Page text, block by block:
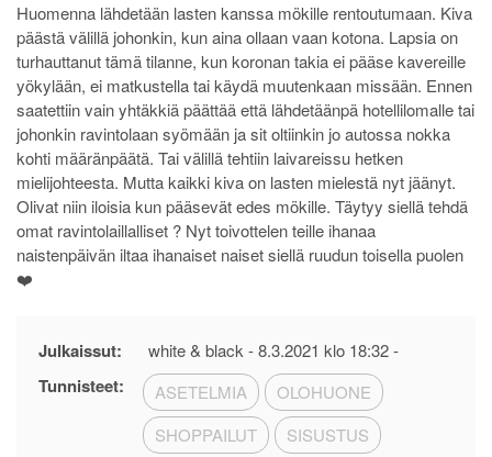
Huomenna lähdetään lasten kanssa mökille rentoutumaan. Kiva
päästä välillä johonkin, kun aina ollaan vaan kotona. Lapsia on
turhauttanut tämä tilanne, kun koronan takia ei pääse kavereille
yökylään, ei matkustella tai käydä muutenkaan missään. Ennen
saatettiin vain yhtäkkiä päättää että lähdetäänpä hotellilomalle tai
johonkin ravintolaan syömään ja sit oltiinkin jo autossa nokka
kohti määränpäätä. Tai välillä tehtiin laivareissu hetken
mielijohteesta. Mutta kaikki kiva on lasten mielestä nyt jäänyt.
Olivat niin iloisia kun pääsevät edes mökille. Täytyy siellä tehdä
omat ravintolaillalliset ? Nyt toivottelen teille ihanaa
naistenpäivän iltaa ihanaiset naiset siellä ruudun toisella puolen
❤️
Julkaissut: white & black -8.3.2021 klo 18:32-
Tunnisteet: ASETELMIA
OLOHUONE
SHOPPAILUT
SISUSTUS